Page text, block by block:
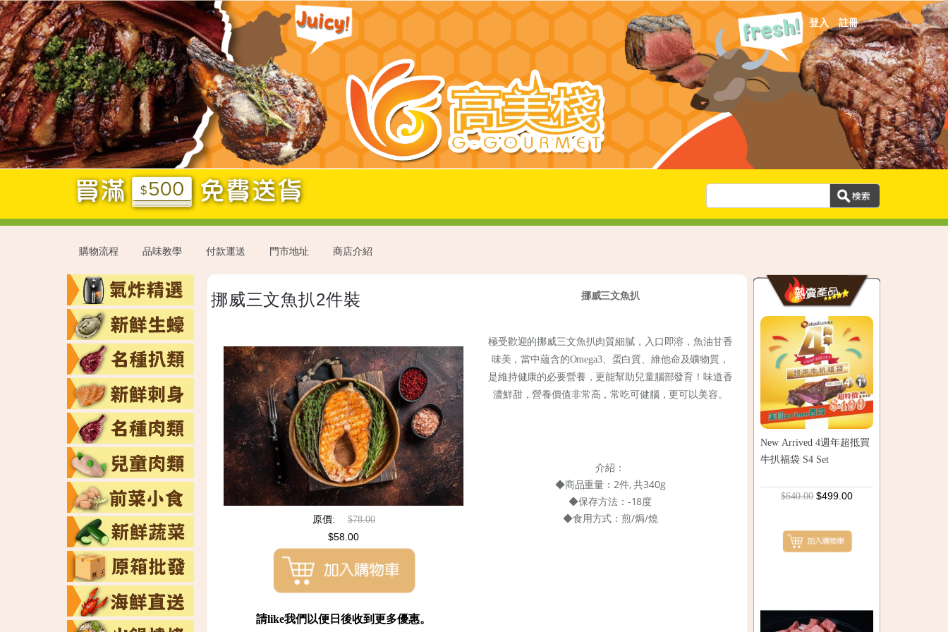
Jump
to
navigation
登入 註冊
購物流程 品味教學 付款運送 門市地址 商店介紹
Back
to挪威三文魚扒2件裝
原價: $78.00
$58.00
請like我們以便日後收到更多優惠。
挪威三文魚扒
極受歡迎的挪威三文魚扒肉質細膩，入口即溶，魚油甘香
味美，當中蘊含的Omega3、蛋白質、維他命及礦物質，
是維持健康的必要營養，更能幫助兒童腦部發育！ 味道香
濃鮮甜，營養價值非常高，常吃可健腦，更可以美容。
介紹：
◆商品重量：2件, 共340g
◆保存方法：-18度
◆食用方式：煎/焗/燒
New Arrived 4週年超抵買
牛扒福袋 S4 Set
$640.00 $499.00